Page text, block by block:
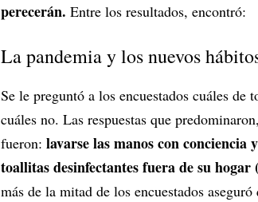
perecerán. Entre los resultados, encontró:
La pandemia y los nuevos
Se le preguntó a los encuestados cuáles de
cuáles no. Las respuestas que
fueron: lavarse las manos con conciencia
toallitas desinfectantes fuera de su hogar
más de la mitad de los encuestados